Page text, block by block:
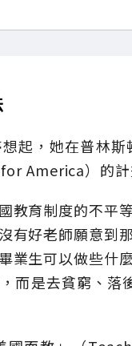
起，她在普林
America）的計
教育制度的不平
有好老師願意到
業生可以做些什
而是去貧窮、